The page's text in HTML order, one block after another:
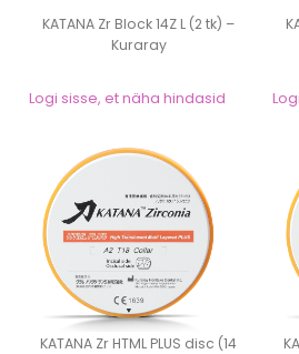
KATANA Zr Block 14Z L (2 tk) –
Kuraray
Logi sisse, et näha hindasid
KATANA Zr HTML PLUS disc (14